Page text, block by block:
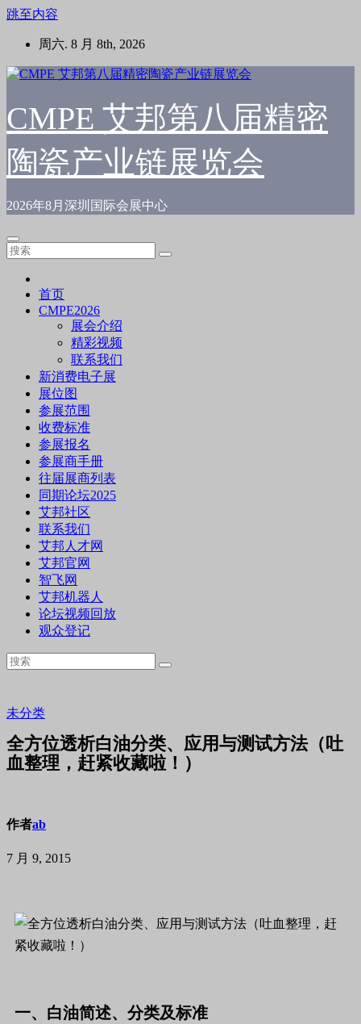
跳至内容
周六. 8 月 8th, 2026
CMPE 艾邦第八届精密
陶瓷产业链展览会
2026年8月深圳国际会展中心
首页
CMPE2026
展会介绍
精彩视频
联系我们
新消费电子展
展位图
参展范围
收费标准
参展报名
参展商手册
往届展商列表
同期论坛2025
艾邦社区
联系我们
艾邦人才网
艾邦官网
智飞网
艾邦机器人
论坛视频回放
观众登记
未分类
全方位透析白油分类、应用与测试方法（吐
血整理，赶紧收藏啦！）
作者ab
7 月 9, 2015
一、白油简述、分类及标准